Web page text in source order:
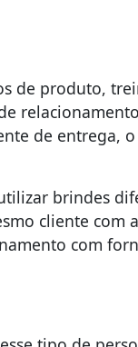
de produto,
de entrega,
brindes
cliente com
com